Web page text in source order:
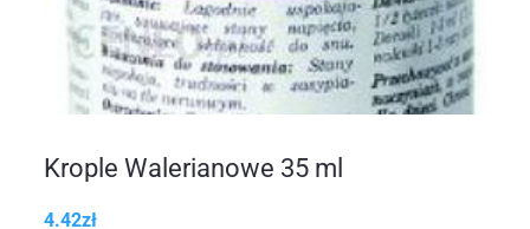
Krople Walerianowe 35 ml
4.42zł